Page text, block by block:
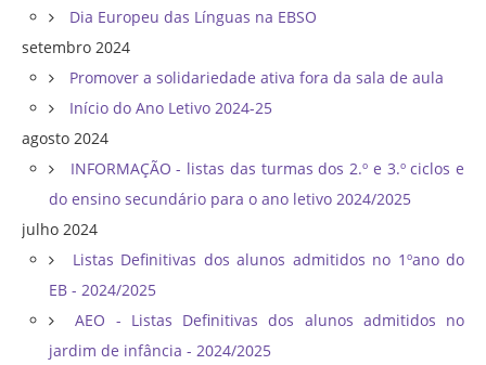
Dia Europeu das Línguas na EBSO
setembro 2024
Promover a solidariedade ativa fora da sala de aula
Início do Ano Letivo 2024-25
agosto 2024
INFORMAÇÃO - listas das turmas dos 2.º e 3.º ciclos e
do ensino secundário para o ano letivo 2024/2025
julho 2024
Listas Definitivas dos alunos admitidos no 1ºano do
EB - 2024/2025
AEO - Listas Definitivas dos alunos admitidos no
jardim de infância - 2024/2025